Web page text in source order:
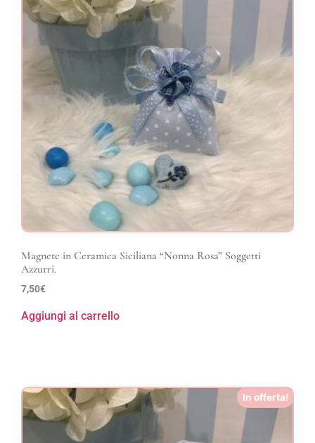
Magnete in Ceramica Siciliana “Nonna Rosa” Soggetti
Azzurri.
7,50€
Aggiungi al carrello
In offerta!